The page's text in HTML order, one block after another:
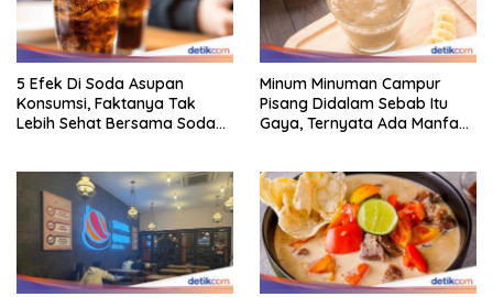
5 Efek Di Soda Asupan
Konsumsi, Faktanya Tak
Lebih Sehat Bersama Soda
Minum Minuman Campur
Pisang Didalam Sebab Itu
Gaya, Ternyata Ada Manfaat